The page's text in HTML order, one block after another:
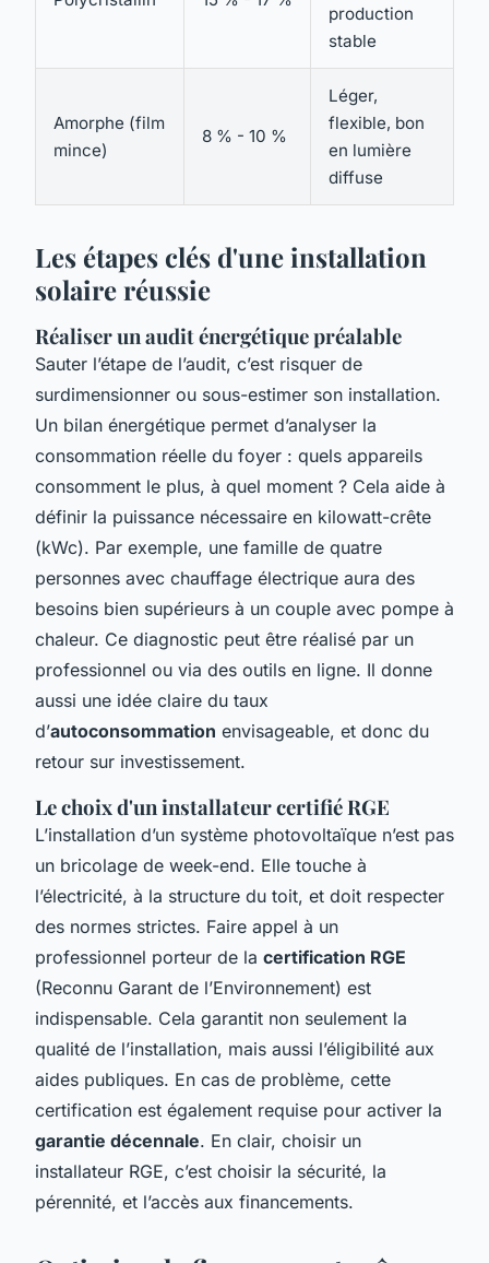
production
stable
Amorphe (film
mince)
8 % - 10 %
Léger,
flexible, bon
en lumière
diffuse
Les étapes clés d'une installation
solaire réussie
Réaliser un audit énergétique préalable
Sauter l’étape de l’audit, c’est risquer de
surdimensionner ou sous-estimer son installation.
Un bilan énergétique permet d’analyser la
consommation réelle du foyer : quels appareils
consomment le plus, à quel moment ? Cela aide à
définir la puissance nécessaire en kilowatt-crête
(kWc). Par exemple, une famille de quatre
personnes avec chauffage électrique aura des
besoins bien supérieurs à un couple avec pompe à
chaleur. Ce diagnostic peut être réalisé par un
professionnel ou via des outils en ligne. Il donne
aussi une idée claire du taux
d’autoconsommation envisageable, et donc du
retour sur investissement.
Le choix d'un installateur certifié RGE
L’installation d’un système photovoltaïque n’est pas
un bricolage de week-end. Elle touche à
l’électricité, à la structure du toit, et doit respecter
des normes strictes. Faire appel à un
professionnel porteur de la certification RGE
(Reconnu Garant de l’Environnement) est
indispensable. Cela garantit non seulement la
qualité de l’installation, mais aussi l’éligibilité aux
aides publiques. En cas de problème, cette
certification est également requise pour activer la
garantie décennale. En clair, choisir un
installateur RGE, c’est choisir la sécurité, la
pérennité, et l’accès aux financements.